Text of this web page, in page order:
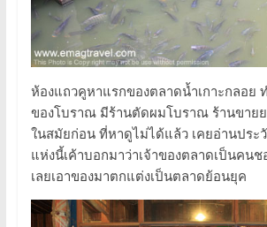
ห้องแถวคูหาแรกของตลาดน้ำเกาะกลอย
ของโบราณ มีร้านตัดผมโบราณ ร้านขาย
ในสมัยก่อน ที่หาดูไม่ได้แล้ว เคยอ่านประ
แห่งนี้เค้าบอกมาว่าเจ้าของตลาดเป็นคนช
เลยเอาของมาตกแต่งเป็นตลาดย้อนยุค